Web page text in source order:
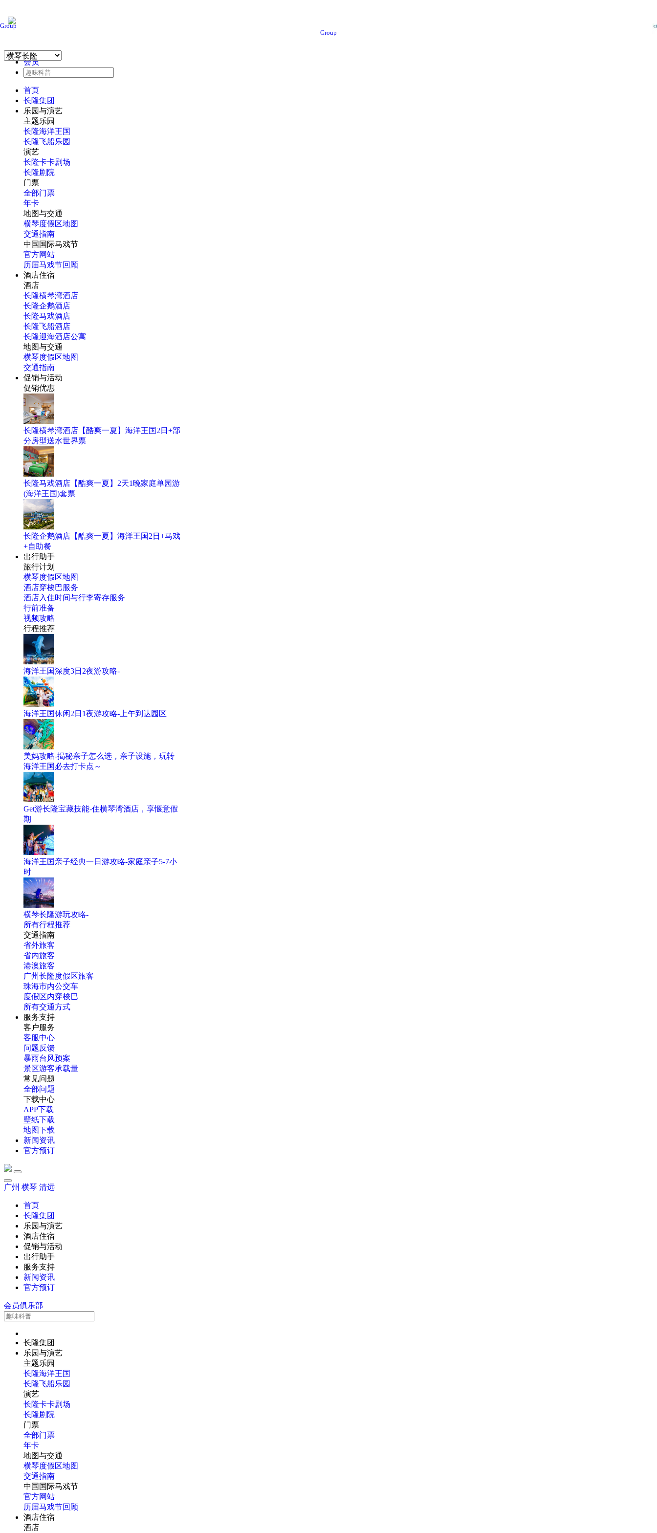
会员
首页
长隆集团
Group
乐园与演艺
主题乐园
长隆海洋王国
长隆飞船乐园
演艺
长隆卡卡剧场
长隆剧院
门票
全部门票
年卡
地图与交通
横琴度假区地图
交通指南
中国国际马戏节
官方网站
历届马戏节回顾
酒店住宿
酒店
长隆横琴湾酒店
长隆企鹅酒店
长隆马戏酒店
长隆飞船酒店
长隆迎海酒店公寓
地图与交通
横琴度假区地图
交通指南
促销与活动
促销优惠
长隆横琴湾酒店【酷爽一夏】海洋王国2日+部
分房型送水世界票
长隆马戏酒店【酷爽一夏】2天1晚家庭单园游
(海洋王国)套票
长隆企鹅酒店【酷爽一夏】海洋王国2日+马戏
+自助餐
出行助手
旅行计划
横琴度假区地图
酒店穿梭巴服务
酒店入住时间与行李寄存服务
行前准备
视频攻略
行程推荐
海洋王国深度3日2夜游攻略-
海洋王国休闲2日1夜游攻略-上午到达园区
美妈攻略-揭秘亲子怎么选，亲子设施，玩转
海洋王国必去打卡点～
Get游长隆宝藏技能-住横琴湾酒店，享惬意假
期
海洋王国亲子经典一日游攻略-家庭亲子5-7小
时
横琴长隆游玩攻略-
所有行程推荐
交通指南
省外旅客
省内旅客
港澳旅客
广州长隆度假区旅客
珠海市内公交车
度假区内穿梭巴
所有交通方式
服务支持
客户服务
客服中心
问题反馈
暴雨台风预案
景区游客承载量
常见问题
全部问题
下载中心
APP下载
壁纸下载
地图下载
新闻资讯
官方预订
广州 横琴 清远
首页
长隆集团
Group
乐园与演艺
酒店住宿
促销与活动
出行助手
服务支持
新闻资讯
官方预订
会员俱乐部
长隆集团
乐园与演艺
主题乐园
长隆海洋王国
长隆飞船乐园
演艺
长隆卡卡剧场
长隆剧院
门票
全部门票
年卡
地图与交通
横琴度假区地图
交通指南
中国国际马戏节
官方网站
历届马戏节回顾
酒店住宿
酒店